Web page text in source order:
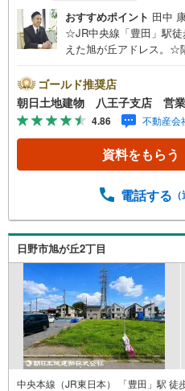
おすすめポイント 田中
☆JR中央線「豊田」駅
えた旭が丘アドレス。☆
そ叶う、統一感ある美し
バザール会場には、ベ
用意しております。 小
来場ください！資料請求
にお問合せください！
たことのない情報を多
ご案内時に他物件もご
でお待ち合わせ、弊社
ご希望があれば周辺環境
どもご案内をいたします
（株）八王子店 営業2
ゴールド推奨店
朝日土地建物 八王子支店 営
4.86 不動産会
資料をもらう
電話する
日野市旭が丘2丁目
中央本線（JR東日本） 「豊田」駅 徒